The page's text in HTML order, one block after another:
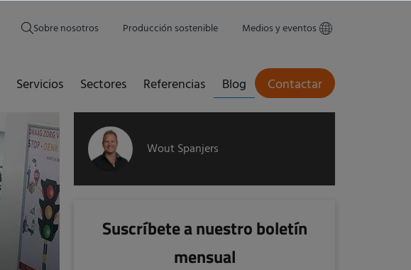
Sobre nosotros Producción sostenible Medios y eventos
Servicios Sectores Referencias Blog Contactar
Wout Spanjers
Suscríbete a nuestro boletín
mensual